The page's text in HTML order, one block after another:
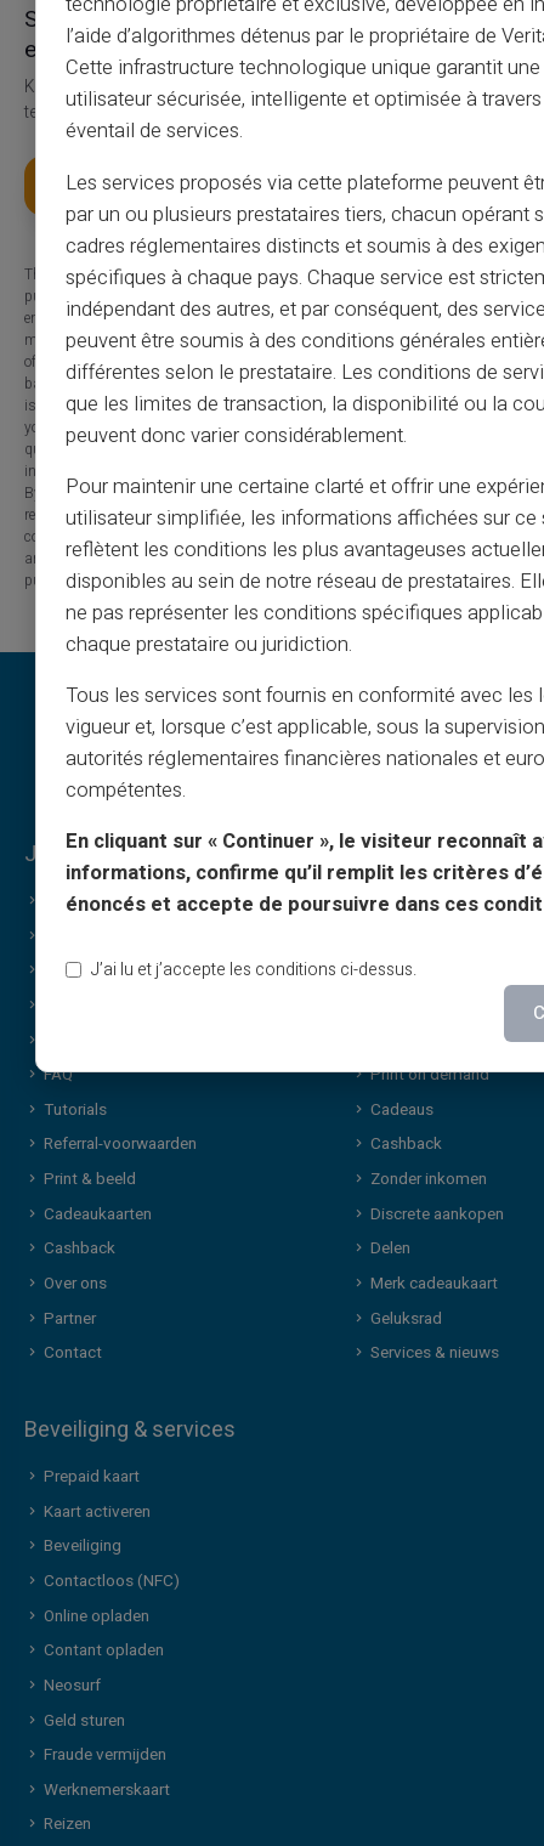
Service en ondersteuning door
echte mensen, niet door bots
Klantenservice in het Engels tot uw dienst via ticket 24/24,
telefonisch van maandag tot zaterdag van 9u tot 18u30
Haal je kaart
The information provided on this blog is presented for informational
purposes only and has no contractual or legal value. Although we strive to
ensure the accuracy, completeness and updating of the published content, it
may contain errors, omissions or inaccuracies. Carte Veritas and the authors
of the articles cannot be held responsible for decisions or actions taken
based on the information contained in this blog. Any use of this information
is made at your own risk and under your sole responsibility. We encourage
you to consult a qualified professional or an expert for any important
question or decision relating to the subjects discussed. In addition, the
information presented on this site may be modified or updated without notice.
By visiting this blog, you agree that Carte Veritas and its partners are
released from any liability concerning losses, direct or indirect damages, or
consequences arising from the use of the contents of this site, whether they
are linked to errors, omissions or the interpretation of the information
published.
Juridisch & voorwaarden
Algemene voorwaarden
Privacy
FAQ
Tutorials
Referral-voorwaarden
Print & beeld
Cadeaukaarten
Cashback
Over ons
Partner
Contact
Veritas voordelen
Waarom VERITAS
3D Secure
Print on demand
Cadeaus
Cashback
Zonder inkomen
Discrete aankopen
Delen
Merk cadeaukaart
Geluksrad
Services & nieuws
Beveiliging & services
Prepaid kaart
Kaart activeren
Beveiliging
Contactloos (NFC)
Online opladen
Contant opladen
Neosurf
Geld sturen
Fraude vermijden
Werknemerskaart
Reizen
l’aide d’algorithmes détenus par le propriétaire de
Cette infrastructure technologique unique garantit
utilisateur sécurisée, intelligente et optimisée à
éventail de services.
Les services proposés via cette plateforme peuvent
par un ou plusieurs prestataires tiers, chacun opérant
cadres réglementaires distincts et soumis à des
spécifiques à chaque pays. Chaque service est
indépendant des autres, et par conséquent, des
peuvent être soumis à des conditions générales
différentes selon le prestataire. Les conditions de
que les limites de transaction, la disponibilité ou la
peuvent donc varier considérablement.
Pour maintenir une certaine clarté et offrir une
utilisateur simplifiée, les informations affichées sur ce
reflètent les conditions les plus avantageuses
disponibles au sein de notre réseau de prestataires.
ne pas représenter les conditions spécifiques
chaque prestataire ou juridiction.
Tous les services sont fournis en conformité avec les
vigueur et, lorsque c’est applicable, sous la
autorités réglementaires financières nationales et
compétentes.
En cliquant sur « Continuer », le visiteur reconnaît
informations, confirme qu’il remplit les critères
énoncés et accepte de poursuivre dans ces
J’ai lu et j’accepte les conditions ci-dessus.